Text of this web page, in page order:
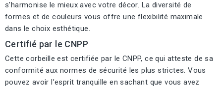
s'harmonise le mieux avec votre décor. La diversité de
formes et de couleurs vous offre une flexibilité maximale
dans le choix esthétique.
Certifié par le CNPP
Cette corbeille est certifiée par le CNPP, ce qui atteste de sa
conformité aux normes de sécurité les plus strictes. Vous
pouvez avoir l’esprit tranquille en sachant que vous avez